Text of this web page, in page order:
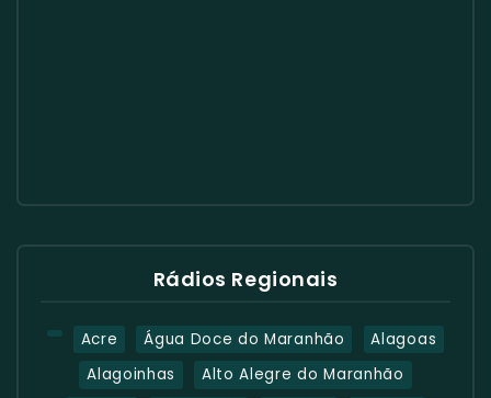
Rádios Regionais
Acre Água Doce do Maranhão
Alagoas
Alagoinhas
Alto Alegre do Maranhão